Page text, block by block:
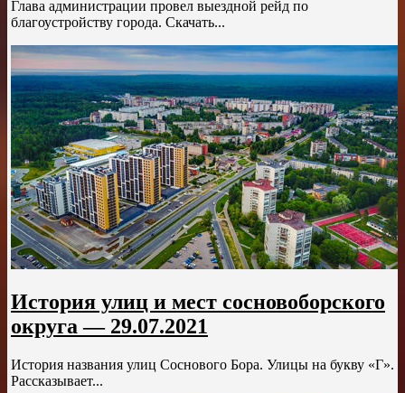
Глава администрации провел выездной рейд по
благоустройству города. Скачать...
История улиц и мест сосновоборского
округа — 29.07.2021
История названия улиц Соснового Бора. Улицы на букву «Г».
Рассказывает...